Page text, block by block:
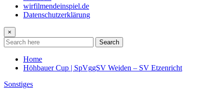
wirfilmendeinspiel.de
Datenschutzerklärung
×
Search
Home
Höhbauer Cup | SpVggSV Weiden – SV Etzenricht
Sonstiges